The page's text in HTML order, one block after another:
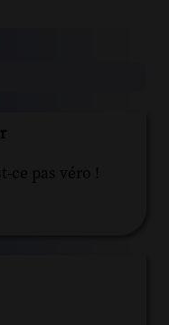
ce pas véro !